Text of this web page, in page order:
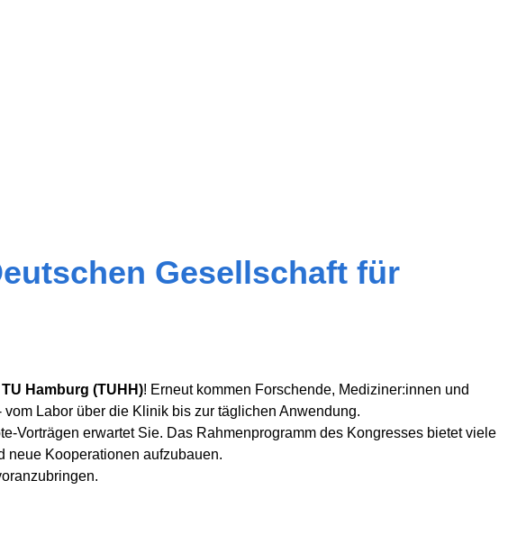
Gesellschaft für
Hamburg (TUHH)! Erneut kommen Forschende, Mediziner:innen und
Labor über die Klinik bis zur täglichen Anwendung.
Vorträgen erwartet Sie. Das Rahmenprogramm des Kongresses bietet viele
neue Kooperationen aufzubauen.